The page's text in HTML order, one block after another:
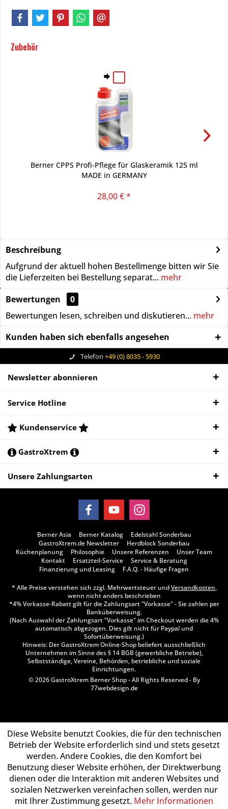
Zubehör
Berner CPPS Profi-Pflege für Glaskeramik 125 ml
MADE in GERMANY
28,00 € *
Beschreibung
Aufgrund der aktuell hohen Bestellmenge bitten wir Sie
die Lieferzeiten bei Bestellung separat... mehr
Bewertungen
0
Bewertungen lesen, schreiben und diskutieren... mehr
Kunden haben sich ebenfalls angesehen
Telefon +49 (0) 8035 - 5930
Newsletter abonnieren
Service Hotline
Kundenservice
GastroXtrem
Unsere Zahlungsarten
Berner Asia Berner Katalog
Edelstahl Sonderbau
GastroXtrem.de Newsletter
Herdblock Sonderbau
Küchenplanung
Philosophie Unsere Referenzen
Unser Team
Kontakt
Ersatzteil-Service
Service & Beratung
Finanzierung und Leasing
F.A.Q. - Häufige Fragen
* Alle Preise verstehen sich zzgl. Mehrwertsteuer undVersandkosten,
wenn nicht anders beschrieben
*4% Vorkasse-Rabatt gilt für die Zahlungsart "Vorkasse" - Sie zahlen per
Banküberweisung.
(Nach Auswahl der Zahlungsart "Vorkasse" im Checkout werden die 4%
automatisch abgezogen. Dies gilt nicht für Paypal und
Sofortüberweisung.)
Hinweis: Der GastroXtrem Online-Shop beliefert ausschließlich
Unternehmen im Sinne des § 14 BGB (gewerbliche Betriebe),
Selbstständige, Vereine, Behörden, betriebliche und soziale
Einrichtungen.
© 2026 GastroXtrem Berner Shop - All Rights Reserved - By
77webdesign.de
Diese Website benutzt Cookies, die für den technischen
Betrieb der Website erforderlich sind und stets gesetzt
werden. Andere Cookies, die den Komfort bei
Benutzung dieser Website erhöhen, der Direktwerbung
dienen oder die Interaktion mit anderen Websites und
sozialen Netzwerken vereinfachen sollen, werden nur
mit Ihrer Zustimmung gesetzt. Mehr Informationen